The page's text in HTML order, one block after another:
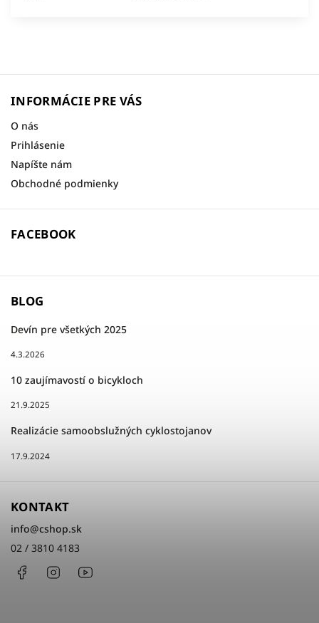
INFORMÁCIE PRE VÁS
O nás
Prihlásenie
Napíšte nám
Obchodné podmienky
FACEBOOK
BLOG
Devín pre všetkých 2025
4.3.2026
10 zaujímavostí o bicykloch
21.9.2025
Realizácie samoobslužných cyklostojanov
17.9.2024
KONTAKT
info@cshop.sk
02 / 3810 4183
FacebookInstagram